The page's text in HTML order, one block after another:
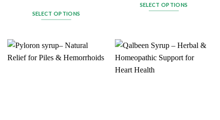
SELECT OPTIONS
SELECT OPTIONS